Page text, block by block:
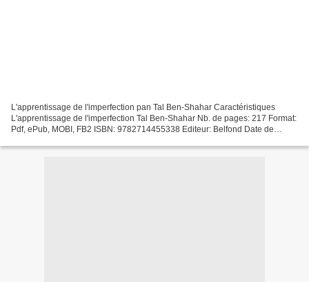
L'apprentissage de l'imperfection pan Tal Ben-Shahar Caractéristiques
L'apprentissage de l'imperfection Tal Ben-Shahar Nb. de pages: 217 Format:
Pdf, ePub, MOBI, FB2 ISBN: 9782714455338 Editeur: Belfond Date de